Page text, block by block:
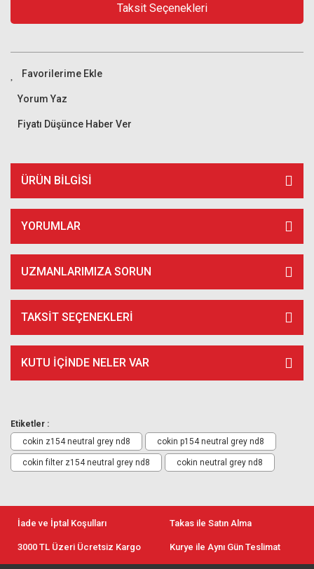
Taksit Seçenekleri
Yorum Yaz
Fiyatı Düşünce Haber Ver
ÜRÜN BILGISI
YORUMLAR
UZMANLARIMIZA SORUN
TAKSIT SEÇENEKLERI
KUTU İÇİNDE NELER VAR
Etiketler :
cokin z154 neutral grey nd8
cokin p154 neutral grey nd8
cokin filter z154 neutral grey nd8 cokin neutral grey nd8
İade ve İptal Koşulları Takas ile Satın Alma
3000 TL Üzeri Ücretsiz Kargo Kurye ile Aynı Gün Teslimat